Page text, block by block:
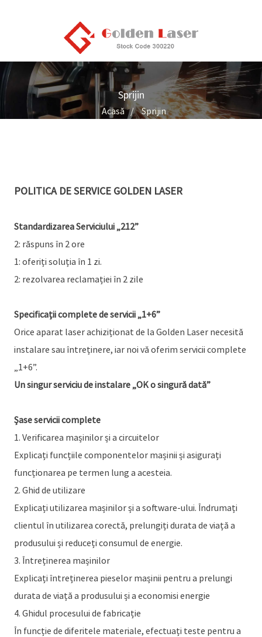
Sprijin
Acasă Sprijin
POLITICA DE SERVICE GOLDEN LASER
Standardizarea Serviciului „212”
2: răspuns în 2 ore
1: oferiți soluția în 1 zi.
2: rezolvarea reclamației în 2 zile
Specificații complete de servicii „1+6”
Orice aparat laser achiziționat de la Golden Laser necesită
instalare sau întreținere, iar noi vă oferim servicii complete
„1+6”.
Un singur serviciu de instalare „OK o singură dată”
Șase servicii complete
1. Verificarea mașinilor și a circuitelor
Explicați funcțiile componentelor mașinii și asigurați
funcționarea pe termen lung a acesteia.
2. Ghid de utilizare
Explicați utilizarea mașinilor și a software-ului. Îndrumați
clientul în utilizarea corectă, prelungiți durata de viață a
produsului și reduceți consumul de energie.
3. Întreținerea mașinilor
Explicați întreținerea pieselor mașinii pentru a prelungi
durata de viață a produsului și a economisi energie
4. Ghidul procesului de fabricație
În funcție de diferitele materiale, efectuați teste pentru a